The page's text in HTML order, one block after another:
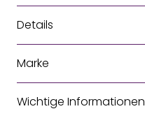
Details
Marke
Wichtige Informationen